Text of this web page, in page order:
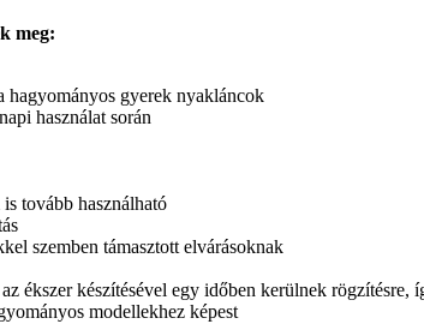
meg:
hagyományos gyerek nyakláncok
használat során
tovább használható
szemben támasztott elvárásoknak
ékszer készítésével egy időben kerülnek rögzítésre,
modellekhez képest